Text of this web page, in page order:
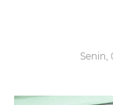
Senin,